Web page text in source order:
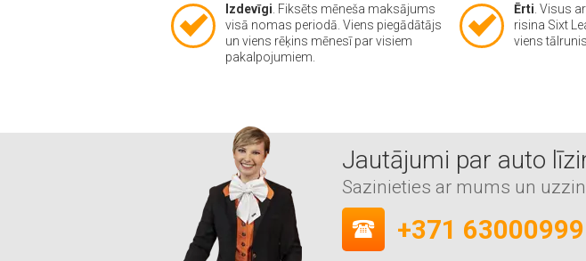
Izdevīgi . Fiksēts mēneša maksājums
visā nomas periodā. Viens piegādātājs
un viens rēķins mēnesī par visiem
pakalpojumiem.
Ērti . Visus
risina Sixt
viens
Jautājumi par auto
Sazinieties ar mums un
+371 63000999